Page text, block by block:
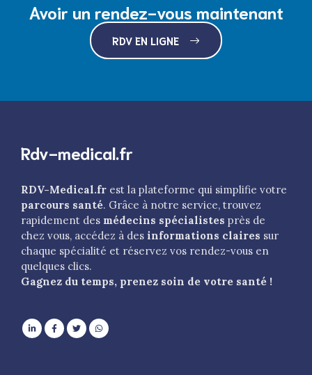
Avoir un rendez-vous maintenant
RDV EN LIGNE
Rdv-medical.fr
RDV-Medical.fr est la plateforme qui simplifie votre
parcours santé. Grâce à notre service, trouvez
rapidement des médecins spécialistes près de
chez vous, accédez à des informations claires sur
chaque spécialité et réservez vos rendez-vous en
quelques clics.
Gagnez du temps, prenez soin de votre santé !